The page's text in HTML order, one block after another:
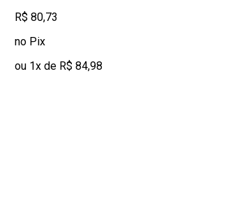
R$ 80,73
no Pix
ou 1x de R$ 84,98